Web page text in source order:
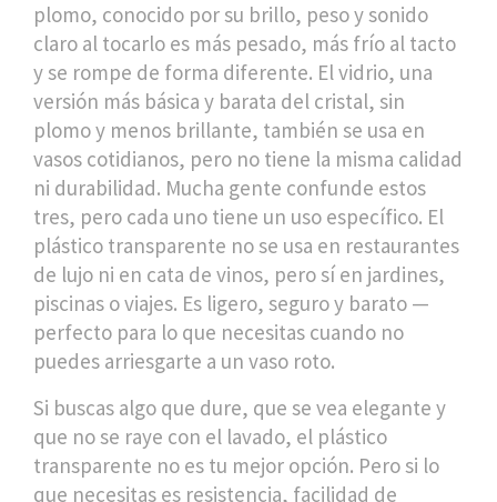
plomo, conocido por su brillo, peso y sonido
claro al tocarlo es más pesado, más frío al tacto
y se rompe de forma diferente. Elvidrio, una
versión más básica y barata del cristal, sin
plomo y menos brillante, también se usa en
vasos cotidianos, pero no tiene la misma calidad
ni durabilidad. Mucha gente confunde estos
tres, pero cada uno tiene un uso específico. El
plástico transparente no se usa en restaurantes
de lujo ni en cata de vinos, pero sí en jardines,
piscinas o viajes. Es ligero, seguro y barato —
perfecto para lo que necesitas cuando no
puedes arriesgarte a un vaso roto.
Si buscas algo que dure, que se vea elegante y
que no se raye con el lavado, el plástico
transparente no es tu mejor opción. Pero si lo
que necesitas es resistencia, facilidad de